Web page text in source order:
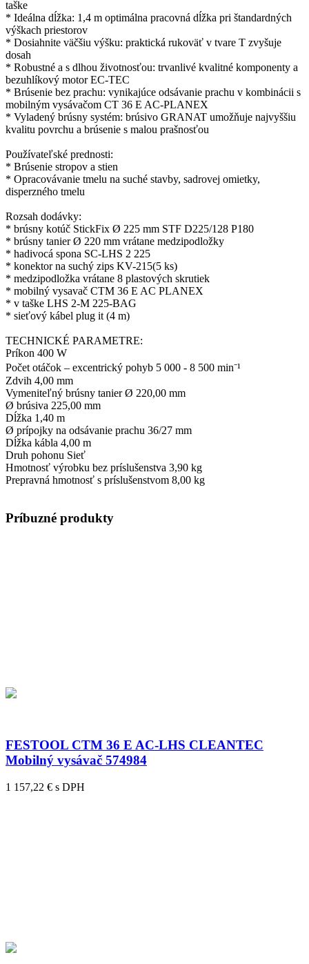
taške
* Ideálna dĺžka: 1,4 m optimálna pracovná dĺžka pri štandardných
výškach priestorov
* Dosiahnite väčšiu výšku: praktická rukoväť v tvare T zvyšuje
dosah
* Robustné a s dlhou životnosťou: trvanlivé kvalitné komponenty a
bezuhlíkový motor EC-TEC
* Brúsenie bez prachu: vynikajúce odsávanie prachu v kombinácii s
mobilným vysávačom CT 36 E AC-PLANEX
* Vyladený brúsny systém: brúsivo GRANAT umožňuje najvyššiu
kvalitu povrchu a brúsenie s malou prašnosťou
Používateľské prednosti:
* Brúsenie stropov a stien
* Opracovávanie tmelu na suché stavby, sadrovej omietky,
disperzného tmelu
Rozsah dodávky:
* brúsny kotúč StickFix Ø 225 mm STF D225/128 P180
* brúsny tanier Ø 220 mm vrátane medzipodložky
* hadivocá spona SC-LHS 2 225
* konektor na suchý zips KV-215(5 ks)
* medzipodložka vrátane 8 plastových skrutiek
* mobilný vysavač CTM 36 E AC PLANEX
* v taške LHS 2-M 225-BAG
* sieťový kábel plug it (4 m)
TECHNICKÉ PARAMETRE:
Príkon 400 W
Počet otáčok – excentrický pohyb 5 000 - 8 500 min⁻¹
Zdvih 4,00 mm
Vymeniteľný brúsny tanier Ø 220,00 mm
Ø brúsiva 225,00 mm
Dĺžka 1,40 m
Ø prípojky na odsávanie prachu 36/27 mm
Dĺžka kábla 4,00 m
Druh pohonu Sieť
Hmotnosť výrobku bez príslušenstva 3,90 kg
Prepravná hmotnosť s príslušenstvom 8,00 kg
Príbuzné produkty
FESTOOL CTM 36 E AC-LHS CLEANTEC
Mobilný vysávač 574984
1 157,22 € s DPH